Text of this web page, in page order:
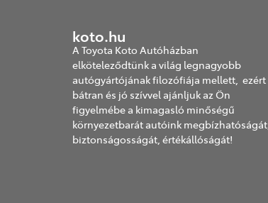
koto.hu
A Toyota Koto Autóházban
elköteleződtünk a világ legnagyobb
autógyártójának filozófiája mellett, ezért
bátran és jó szívvel ajánljuk az Ön
figyelmébe a kimagasló minőségű
környezetbarát autóink megbízhatóságát,
biztonságosságát, értékállóságát!